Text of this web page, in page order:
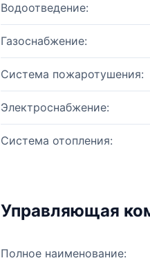
Водоотведение:
Газоснабжение:
Система пожаротушения:
Электроснабжение:
Система отопления:
Управляющая
Полное наименование: